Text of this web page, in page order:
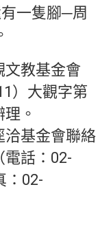
一隻腳─周
文教基金會
）大觀字第
。
洽基金會聯絡
電話：02-
：02-